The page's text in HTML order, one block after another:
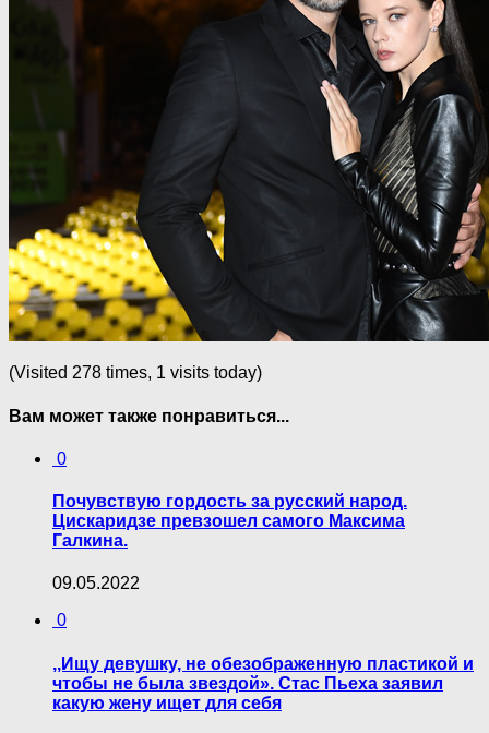
(Visited 278 times, 1 visits today)
Вам может также понравиться...
0
Почувствую гордость за русский народ.
Цискаридзе превзошел самого Максима
Галкина.
09.05.2022
0
,,Ищу девушку, не обезображенную пластикой и
чтобы не была звездой». Стас Пьеха заявил
какую жену ищет для себя